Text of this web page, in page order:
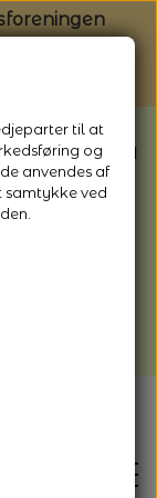
fra
hele
være lidt
til at
og
anvendes af
samtykke ved